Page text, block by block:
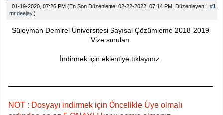
#1
01-19-2020, 07:26 PM (En Son Düzenleme: 02-22-2022, 07:14 PM, Düzenleyen:
mr.deejay.)
Süleyman Demirel Üniversitesi Sayısal Çözümleme 2018-2019
Vize soruları
İndirmek için eklentiye tıklayınız.
NOT : Dosyayı indirmek için Öncelikle Üye olmalı